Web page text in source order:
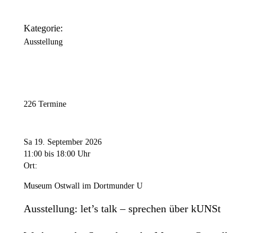
Kategorie:
Ausstellung
226 Termine
Sa 19. September 2026
11:00 bis 18:00 Uhr
Ort:
Museum Ostwall im Dortmunder U
Ausstellung: let’s talk – sprechen über kUNSt